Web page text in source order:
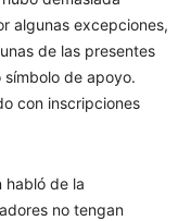
algunas excepciones,
de las presentes
símbolo de apoyo.
con inscripciones
habló de la
no tengan